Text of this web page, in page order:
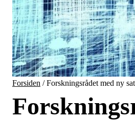
Forsiden /Forskningsrådet med ny